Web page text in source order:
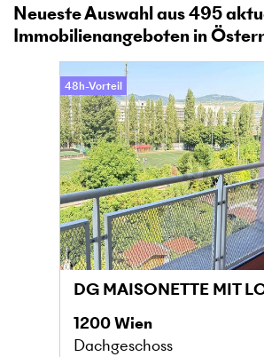
Neueste Auswahl aus495
Immobilienangeboten in
48h-Vorteil
1200Wien
Dachgeschoss